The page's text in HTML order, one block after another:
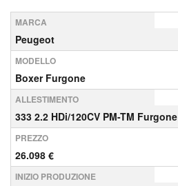
MARCA
Peugeot
MODELLO
Boxer Furgone
ALLESTIMENTO
333 2.2 HDi/120CV PM-TM Furgone
PREZZO
26.098 €
INIZIO PRODUZIONE